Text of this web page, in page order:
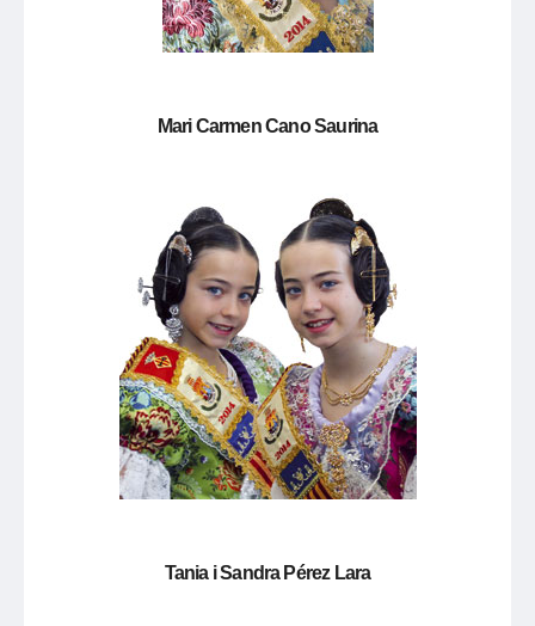
Mari Carmen Cano Saurina
Tania i Sandra Pérez Lara